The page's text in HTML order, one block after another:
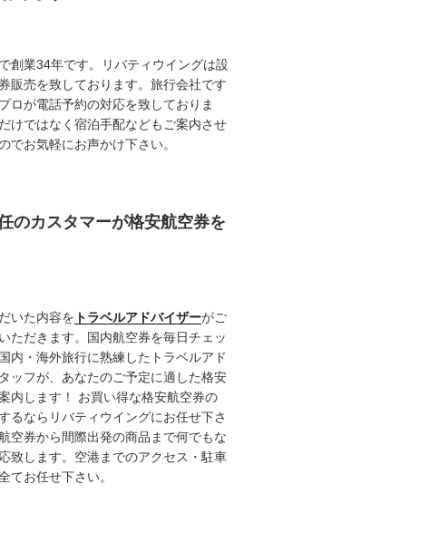
創業34年です。リバティウイングは設
販売を致しております。旅行会社です
ロが電話予約の対応を致しておりま
けではなく宿泊手配などもご案内させ
でお気軽にお声かけ下さい。
のカスタマーが格安航空券を
いた内容を トラベルアドバイザーがご
ただきます。国内航空券を毎日チェッ
内・海外旅行に熟練したトラベルアド
ッフが、あなたのご予定に適した格安
内します！ お買い得な格安航空券の
るならリバティウイングにお任せ下さ
空券から間際出発の商品まで何でもな
致します。空港までのアクセス・駐車
てお任せ下さい。